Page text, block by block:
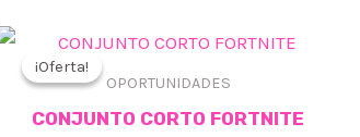
¡Oferta!
¡Oferta!
OPORTUNIDADES
CONJUNTO CORTO FORTNITE